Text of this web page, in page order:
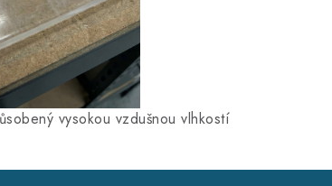
vysokou vzdušnou vlhkostí